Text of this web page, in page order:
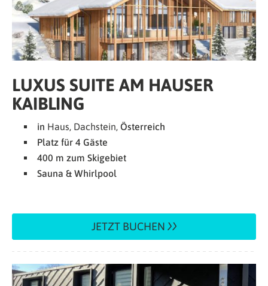
LUXUS SUITE AM HAUSER
KAIBLING
in Haus, Dachstein, Österreich
Platz für 4 Gäste
400 m zum Skigebiet
Sauna & Whirlpool
JETZT BUCHEN